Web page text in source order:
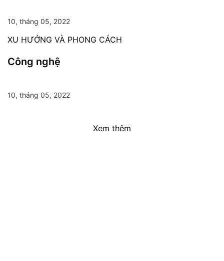
10, tháng 05, 2022
XU HƯỚNG VÀ PHONG CÁCH
Công nghệ
10, tháng 05, 2022
Xem thêm